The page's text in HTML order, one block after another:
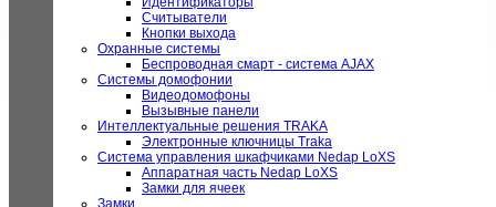
Считыватели
Кнопки выхода
Охранные системы
Беспроводная смарт - система AJAX
Системы домофонии
Видеодомофоны
Вызывные панели
Интеллектуальные решения TRAKA
Электронные ключницы Traka
Система управления шкафчиками Nedap LoXS
Аппаратная часть Nedap LoXS
Замки для ячеек
Замки